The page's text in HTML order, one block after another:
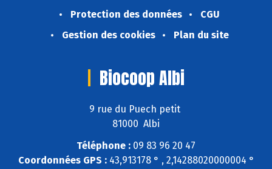
Protection des données
CGU
Gestion des cookies
Plan du site
Biocoop Albi
9 rue du Puech petit
81000 Albi
Téléphone : 09 83 96 20 47
Coordonnées GPS :43,913178 ° , 2,14288020000004 °